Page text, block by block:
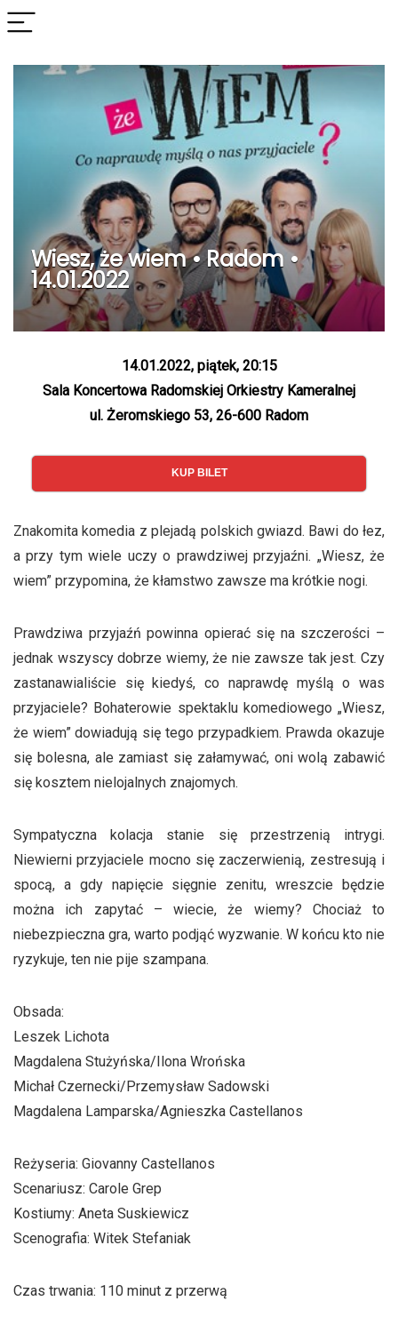
Wiesz, że wiem • Radom •
14.01.2022
14.01.2022, piątek, 20:15
Sala Koncertowa Radomskiej Orkiestry Kameralnej
ul. Żeromskiego 53, 26-600 Radom
KUP BILET
Znakomita komedia z plejadą polskich gwiazd. Bawi do łez,
a przy tym wiele uczy o prawdziwej przyjaźni. „Wiesz, że
wiem” przypomina, że kłamstwo zawsze ma krótkie nogi.
Prawdziwa przyjaźń powinna opierać się na szczerości –
jednak wszyscy dobrze wiemy, że nie zawsze tak jest. Czy
zastanawialiście się kiedyś, co naprawdę myślą o was
przyjaciele? Bohaterowie spektaklu komediowego „Wiesz,
że wiem” dowiadują się tego przypadkiem. Prawda okazuje
się bolesna, ale zamiast się załamywać, oni wolą zabawić
się kosztem nielojalnych znajomych.
Sympatyczna kolacja stanie się przestrzenią intrygi.
Niewierni przyjaciele mocno się zaczerwienią, zestresują i
spocą, a gdy napięcie sięgnie zenitu, wreszcie będzie
można ich zapytać – wiecie, że wiemy? Chociaż to
niebezpieczna gra, warto podjąć wyzwanie. W końcu kto nie
ryzykuje, ten nie pije szampana.
Obsada:
Leszek Lichota
Magdalena Stużyńska/Ilona Wrońska
Michał Czernecki/Przemysław Sadowski
Magdalena Lamparska/Agnieszka Castellanos
Reżyseria: Giovanny Castellanos
Scenariusz: Carole Grep
Kostiumy: Aneta Suskiewicz
Scenografia: Witek Stefaniak
Czas trwania: 110 minut z przerwą